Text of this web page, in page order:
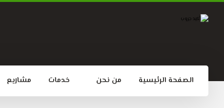
الصفحة الرئيسية من نحن خدمات مشاريع